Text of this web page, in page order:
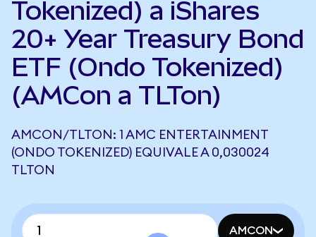
Tokenized) a iShares
20+ Year Treasury Bond
ETF (Ondo Tokenized)
(AMCon a TLTon)
AMCON/TLTON: 1 AMC ENTERTAINMENT
(ONDO TOKENIZED) EQUIVALE A 0,030024
TLTON
AMCON